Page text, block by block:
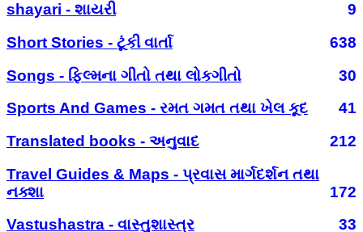
shayari - શાયરી
9
Short Stories - ટૂંકી વાર્તા
638
Songs - ફિલ્મના ગીતો તથા લોકગીતો
30
Sports And Games - રમત ગમત તથા ખેલ કૂદ
41
Translated books - અનુવાદ
212
Travel Guides & Maps - પ્રવાસ માર્ગદર્શન તથા
નક્શા
172
Vastushastra - વાસ્તુશાસ્ત્ર
33